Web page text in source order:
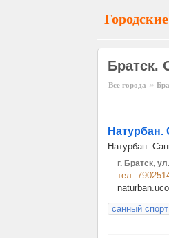
Братск.
Все города »
Натурбан.
Натурбан.
г. Братск,
тел:
санный спорт